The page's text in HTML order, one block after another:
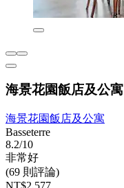
海景花園飯店及公寓
海景花園飯店及公寓
Basseterre
8.2/10
非常好
(69 則評論)